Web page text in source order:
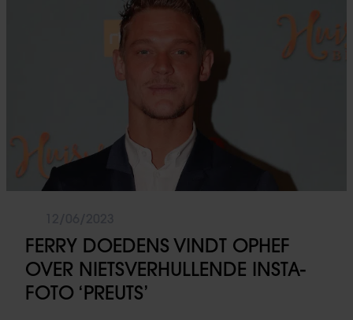
FERRY DOEDENS VINDT OPHEF
OVER NIETSVERHULLENDE INSTA-
FOTO ‘PREUTS’